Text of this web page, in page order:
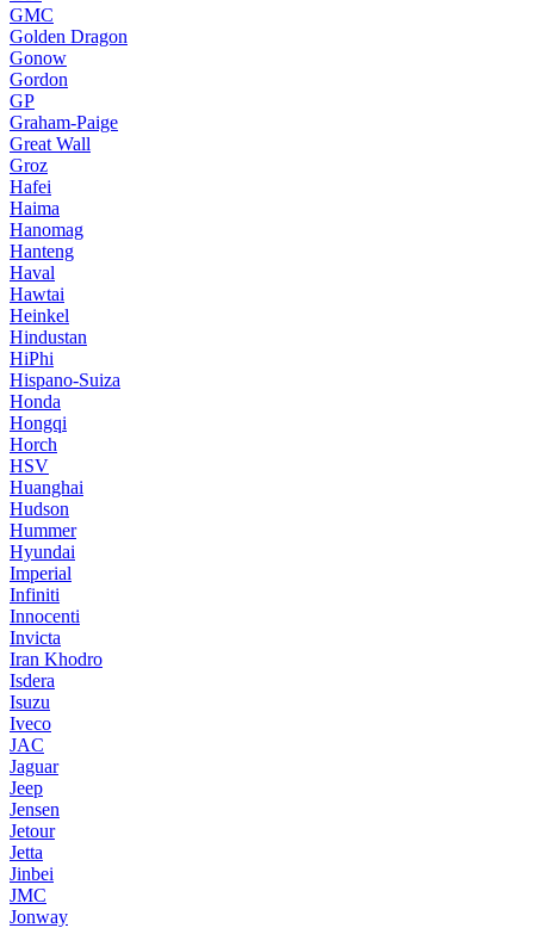
GMC
Golden Dragon
Gonow
Gordon
GP
Graham-Paige
Great Wall
Groz
Hafei
Haima
Hanomag
Hanteng
Haval
Hawtai
Heinkel
Hindustan
HiPhi
Hispano-Suiza
Honda
Hongqi
Horch
HSV
Huanghai
Hudson
Hummer
Hyundai
Imperial
Infiniti
Innocenti
Invicta
Iran Khodro
Isdera
Isuzu
Iveco
JAC
Jaguar
Jeep
Jensen
Jetour
Jetta
Jinbei
JMC
Jonway